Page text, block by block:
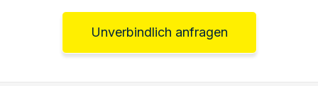
Unverbindlich anfragen